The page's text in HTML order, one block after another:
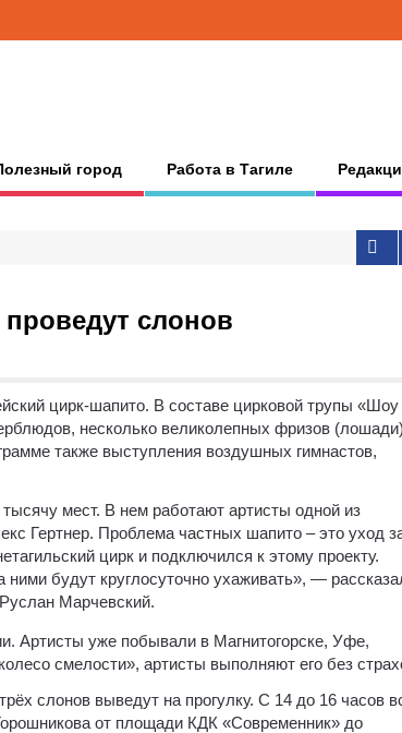
город Работа в Тагиле
слонов
цирк-шапито. В составе цирковой трупы «Шоу
несколько великолепных фризов
также выступления воздушных гимнастов,
мест. В нем работают артисты одной из
Гертнер. Проблема частных шапито – это уход
цирк и подключился к этому проекту.
будут круглосуточно ухаживать», —
Марчевский.
Артисты уже побывали в Магнитогорске, Уфе,
смелости», артисты выполняют его без
слонов выведут на прогулку. С 14 до 16 часов
от площади КДК «Современник» до